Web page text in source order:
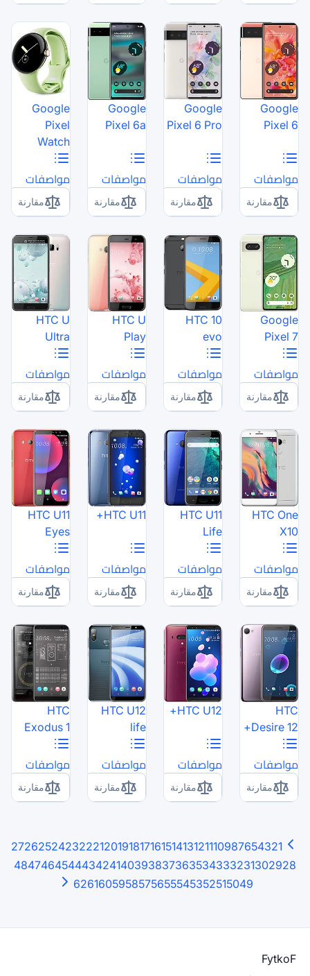
Google
Pixel 6a
مواصفات
مقارنة
Google
Pixel
مواصفات
مقارنة
HTC U
Play
مواصفات
مقارنة
HTC U
Ultra
مواصفات
مقارنة
HTC U11+
مواصفات
مقارنة
HTC U11
Eyes
مواصفات
مقارنة
HTC U12
life
مواصفات
مقارنة
HTC
مواصفات
مقارنة
16
17
18
19
20
21
22
23
24
25
26
27
38
39
40
41
42
43
44
45
46
47
48
59
60
61
62